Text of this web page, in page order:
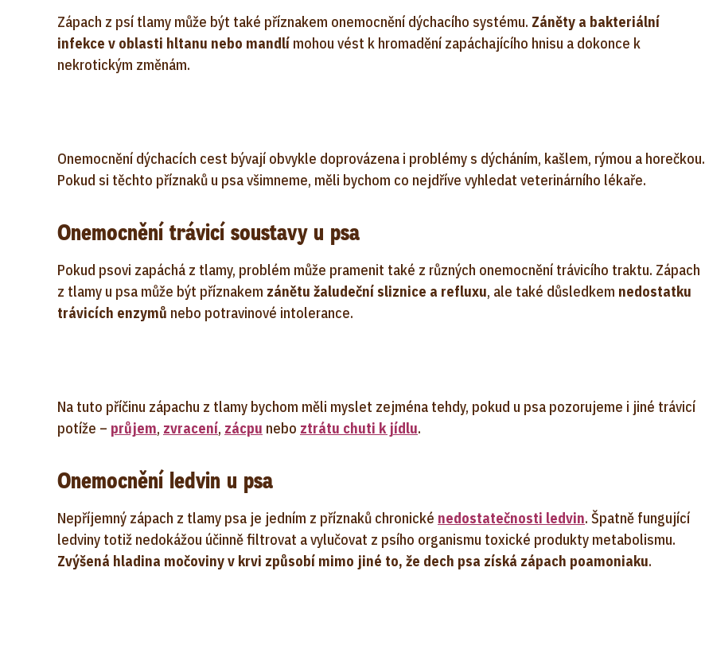
Zápach z psí tlamy může být také příznakem onemocnění dýchacího systému. Záněty a bakteriální
infekce v oblasti hltanu nebo mandlí mohou vést k hromadění zapáchajícího hnisu a dokonce k
nekrotickým změnám.
Onemocnění dýchacích cest bývají obvykle doprovázena i problémy s dýcháním, kašlem, rýmou a horečkou.
Pokud si těchto příznaků u psa všimneme, měli bychom co nejdříve vyhledat veterinárního lékaře.
Onemocnění trávicí soustavy u psa
Pokud psovi zapáchá z tlamy, problém může pramenit také z různých onemocnění trávicího traktu. Zápach
z tlamy u psa může být příznakem zánětu žaludeční sliznice a refluxu, ale také důsledkem nedostatku
trávicích enzymů nebo potravinové intolerance.
Na tuto příčinu zápachu z tlamy bychom měli myslet zejména tehdy, pokud u psa pozorujeme i jiné trávicí
potíže – průjem, zvracení, zácpu nebo ztrátu chuti k jídlu.
Onemocnění ledvin u psa
Nepříjemný zápach z tlamy psa je jedním z příznaků chronické nedostatečnosti ledvin. Špatně fungující
ledviny totiž nedokážou účinně filtrovat a vylučovat z psího organismu toxické produkty metabolismu.
Zvýšená hladina močoviny v krvi způsobí mimo jiné to, že dech psa získá zápach poamoniaku.